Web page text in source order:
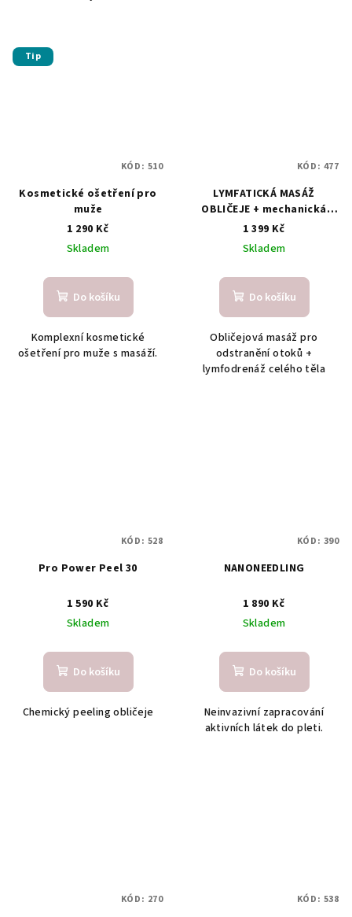
Tip
Kosmetické ošetření pro
muže
1 290 Kč
Skladem
Do košíku
Komplexní kosmetické
ošetření pro muže s masáží.
KÓD: 510
LYMFATICKÁ MASÁŽ
OBLIČEJE + mechanická
lymfodrenáž s ručním
odblokováním
1 399 Kč
Skladem
Do košíku
Obličejová masáž pro
odstranění otoků +
lymfodrenáž celého těla
KÓD: 477
Pro Power Peel 30
1 590 Kč
Skladem
Do košíku
Chemický peeling obličeje
KÓD: 528
NANONEEDLING
1 890 Kč
Skladem
Do košíku
Neinvazivní zapracování
aktivních látek do pleti.
KÓD: 390
KÓD: 270 KÓD: 538